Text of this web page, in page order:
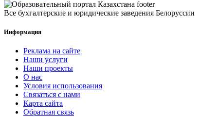
Все бухгалтерские и юридические заведения Белоруссии
Информация
Реклама на сайте
Наши услуги
Наши проекты
О нас
Условия использования
Связаться с нами
Карта сайта
Обратная связь